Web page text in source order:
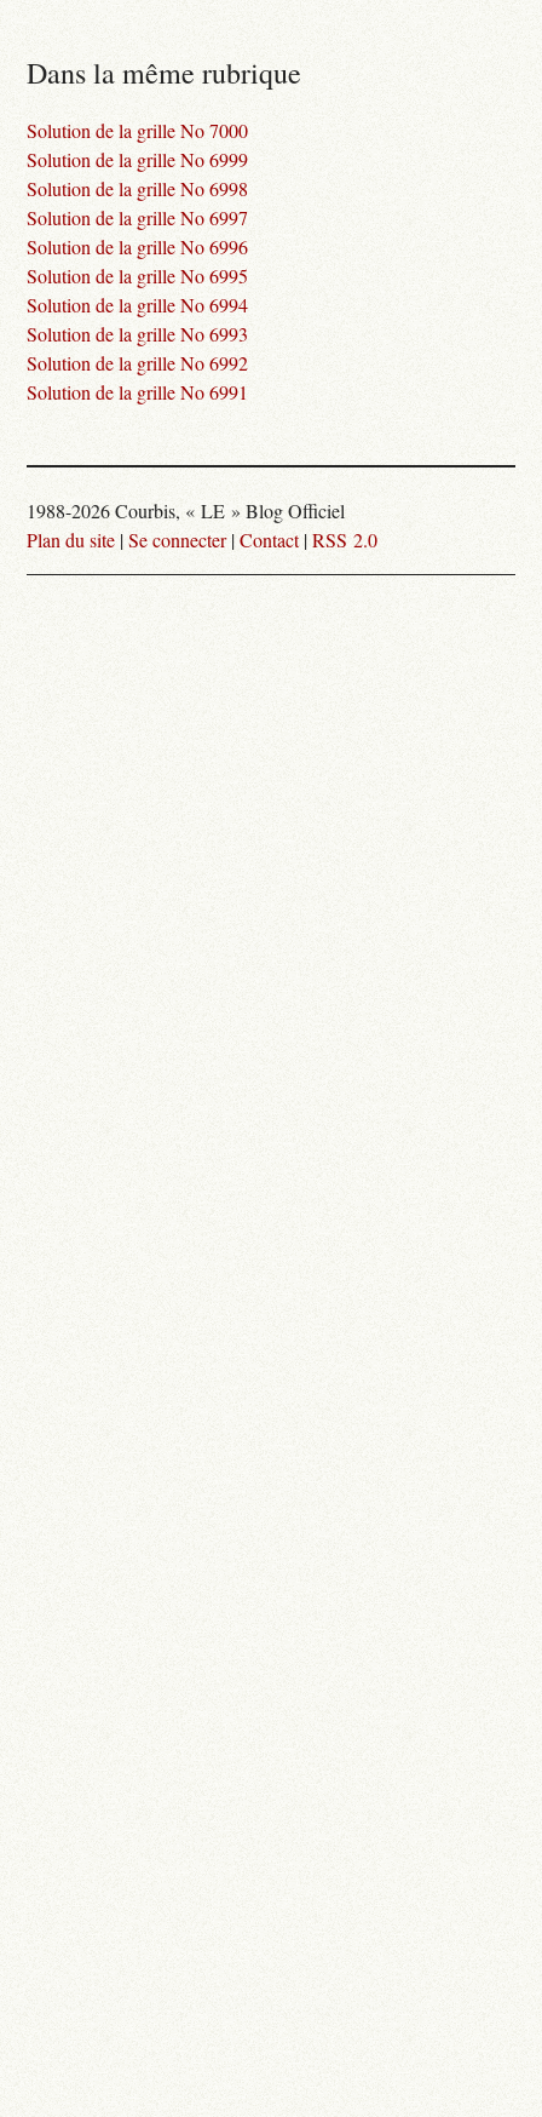
Dans la même rubrique
Solution de la grille No 7000
Solution de la grille No 6999
Solution de la grille No 6998
Solution de la grille No 6997
Solution de la grille No 6996
Solution de la grille No 6995
Solution de la grille No 6994
Solution de la grille No 6993
Solution de la grille No 6992
Solution de la grille No 6991
1988-2026 Courbis, « LE » Blog Officiel
Plan du site |Se connecter|Contact|RSS 2.0